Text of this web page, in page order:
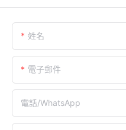
姓名
電子郵件
電話/WhatsApp